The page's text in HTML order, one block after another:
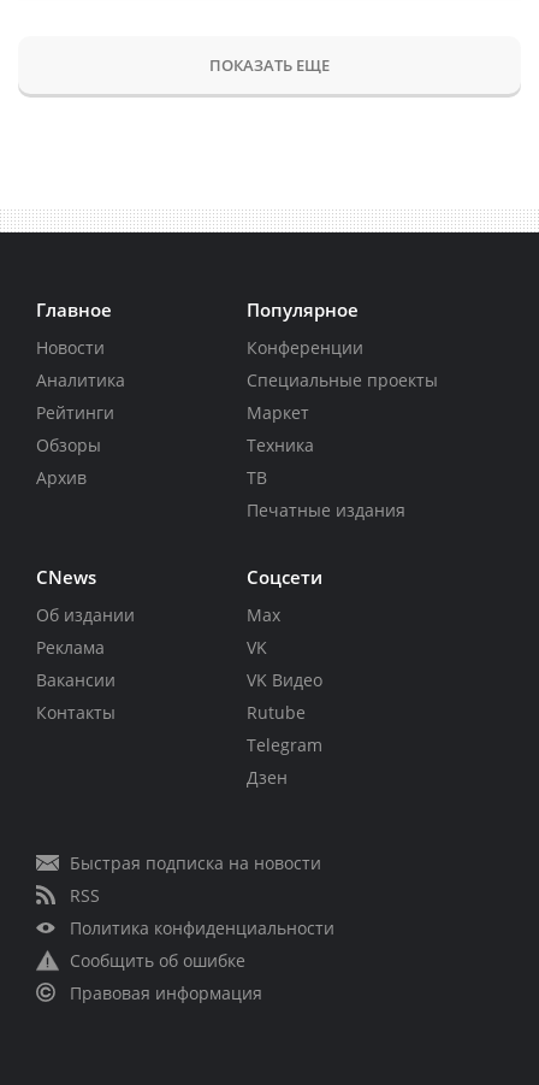
ПОКАЗАТЬ ЕЩЕ
Главное
Новости
Аналитика
Рейтинги
Обзоры
Архив
Популярное
Конференции
Специальные проекты
Маркет
Техника
ТВ
Печатные издания
CNews
Об издании
Реклама
Вакансии
Контакты
Соцсети
Max
VK
VK Видео
Rutube
Telegram
Дзен
Быстрая подписка на новости
RSS
Политика конфиденциальности
Сообщить об ошибке
Правовая информация